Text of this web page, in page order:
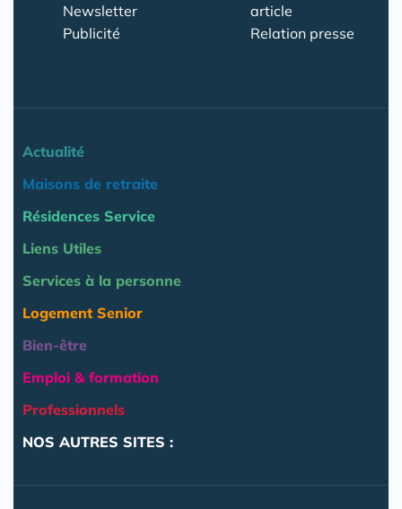
Newsletter
Publicité
article
Relation presse
Actualité
Maisons de retraite
Résidences Service
Liens Utiles
Services à la personne
Logement Senior
Bien-être
Emploi & formation
Professionnels
NOS AUTRES SITES :